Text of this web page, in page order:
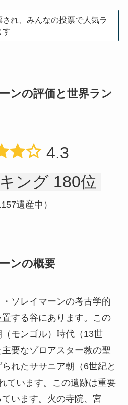
れ、みんなの投票で人気ラ
す
ンの評価と世界ラン
4.3
ング 180位
遺産中）
ンの概要
ソレイマーンの考古学的
する谷にあります。この
モンゴル）時代（13世
要なゾロアスター教の聖
れたササニア朝（6世紀と
ています。この遺跡は重要
います。火の寺院、宮